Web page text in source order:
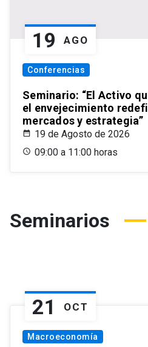
19 AGO
Conferencias
Seminario: “El Activo
el envejecimiento
mercados y estrategia”
19 de Agosto de 2026
09:00 a 11:00 horas
Seminarios
21 OCT
Macroeconomía